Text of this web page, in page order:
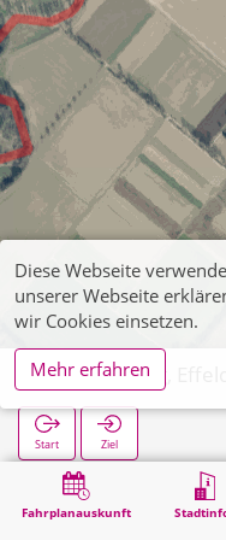
Fahrplanauskunft
Start Ziel
Freizeit & Tourismus
Diese Webseite
unserer Webseite
wir Cookies einsetzen.
Mehr erfahren